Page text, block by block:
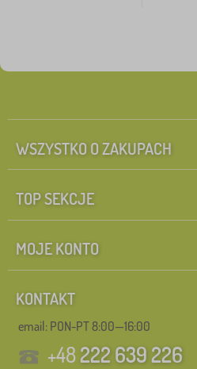
WSZYSTKO O ZAKUPACH
TOP SEKCJE
MOJE KONTO
KONTAKT
email: PON-PT 8:00—16:00
+48222 639 226